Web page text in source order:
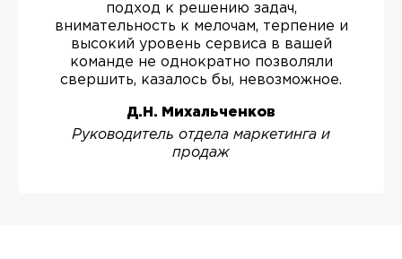
подход к решению задач,
внимательность к мелочам, терпение и
высокий уровень сервиса в вашей
команде не однократно позволяли
свершить, казалось бы, невозможное.
Д.Н. Михальченков
Руководитель отдела маркетинга и
продаж